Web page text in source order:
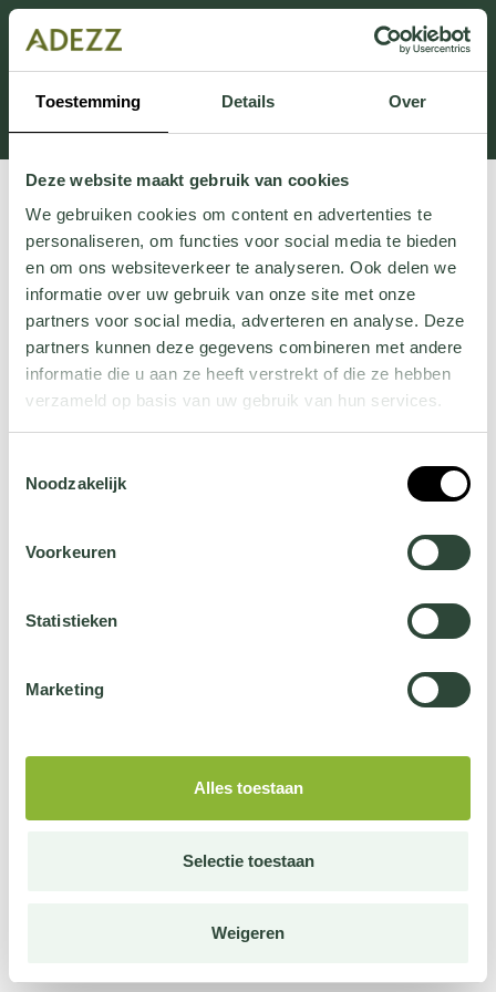
Toestemming Details Over
Deze website maakt gebruik van cookies
We gebruiken cookies om content en advertenties te
personaliseren, om functies voor social media te bieden
en om ons websiteverkeer te analyseren. Ook delen we
informatie over uw gebruik van onze site met onze
partners voor social media, adverteren en analyse. Deze
partners kunnen deze gegevens combineren met andere
informatie die u aan ze heeft verstrekt of die ze hebben
verzameld op basis van uw gebruik van hun services.
jehier.
Noodzakelijk
Voorkeuren
Statistieken
Marketing
Alles toestaan
Selectie toestaan
Weigeren
Cette section est actuellement en maintenance.
Si vous manquez des informations, vous pouvez nous
appeler au +31 413 395 295 ou nous envoyer un e-